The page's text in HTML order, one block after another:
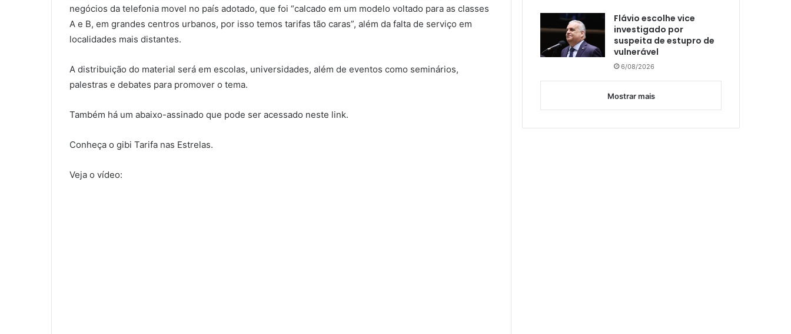
negócios da telefonia movel no país adotado, que foi “calcado em um modelo voltado para as classes
A e B, em grandes centros urbanos, por isso temos tarifas tão caras”, além da falta de serviço em
localidades mais distantes.
A distribuição do material será em escolas, universidades, além de eventos como seminários,
palestras e debates para promover o tema.
Também há um abaixo-assinado que pode ser acessado neste link.
Conheça o gibi Tarifa nas Estrelas.
Veja o vídeo:
Flávio escolhe vice
investigado por
suspeita de estupro de
vulnerável
6/08/2026
Mostrar mais